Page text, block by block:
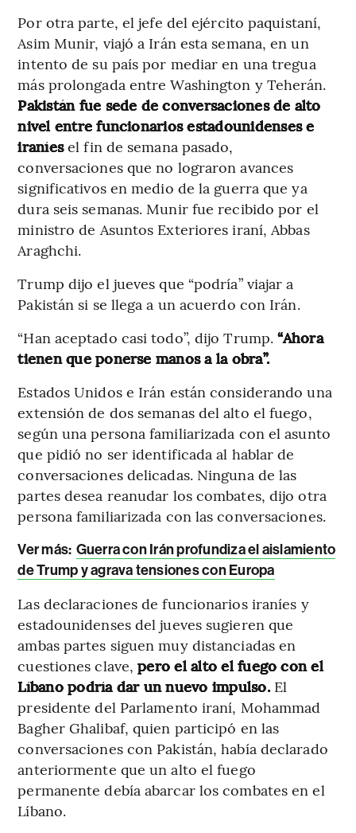
Por otra parte, el jefe del ejército paquistaní,
Asim Munir, viajó a Irán esta semana, en un
intento de su país por mediar en una tregua
más prolongada entre Washington y Teherán.
Pakistán fue sede de conversaciones de alto
nivel entre funcionarios estadounidenses e
iraníesel fin de semana pasado,
conversaciones que no lograron avances
significativos en medio de la guerra que ya
dura seis semanas. Munir fue recibido por el
ministro de Asuntos Exteriores iraní, Abbas
Araghchi.
Trump dijo el jueves que “podría” viajar a
Pakistán si se llega a un acuerdo con Irán.
“Han aceptado casi todo”, dijo Trump. “Ahora
tienen que ponerse manos a la obra”.
Estados Unidos e Irán están considerando una
extensión de dos semanas del alto el fuego,
según una persona familiarizada con el asunto
que pidió no ser identificada al hablar de
conversaciones delicadas. Ninguna de las
partes desea reanudar los combates, dijo otra
persona familiarizada con las conversaciones.
Ver más: Guerra con Irán profundiza el aislamiento
de Trump y agrava tensiones con Europa
Las declaraciones de funcionarios iraníes y
estadounidenses del jueves sugieren que
ambas partes siguen muy distanciadas en
cuestiones clave,pero el alto el fuego con el
Líbano podría dar un nuevo impulso. El
presidente del Parlamento iraní, Mohammad
Bagher Ghalibaf, quien participó en las
conversaciones con Pakistán, había declarado
anteriormente que un alto el fuego
permanente debía abarcar los combates en el
Líbano.